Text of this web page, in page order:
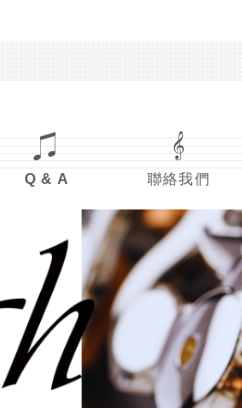
Q & A 聯絡我們